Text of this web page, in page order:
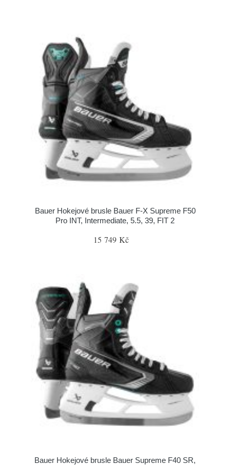
Bauer Hokejové brusle Bauer F-X Supreme F50
Pro INT, Intermediate, 5.5, 39, FIT 2
15 749 Kč
Bauer Hokejové brusle Bauer Supreme F40 SR,